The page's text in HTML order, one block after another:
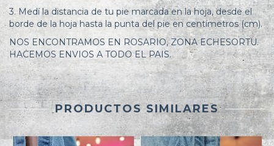
3. Medí la distancia de tu pie marcada en la hoja, desde el
borde de la hoja hasta la punta del pie en centímetros (cm).
NOS ENCONTRAMOS EN ROSARIO, ZONA ECHESORTU.
HACEMOS ENVIOS A TODO EL PAIS.
PRODUCTOS SIMILARES